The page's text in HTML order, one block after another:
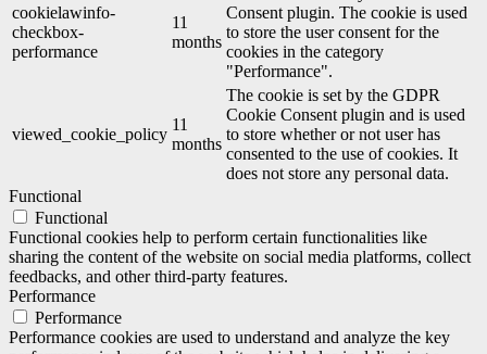
cookielawinfo-
checkbox-
performance
11
months
Consent plugin. The cookie is used
to store the user consent for the
cookies in the category
"Performance".
viewed_cookie_policy
11
months
The cookie is set by the GDPR
Cookie Consent plugin and is used
to store whether or not user has
consented to the use of cookies. It
does not store any personal data.
Functional
Functional
Functional cookies help to perform certain functionalities like
sharing the content of the website on social media platforms, collect
feedbacks, and other third-party features.
Performance
Performance
Performance cookies are used to understand and analyze the key